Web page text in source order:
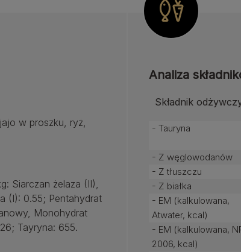
w proszku, ryż,
Siarczan żelaza (II),
(I): 0.55; Pentahydrat
Monohydrat
Tayryna: 655.
Analiza
Składnik
- Tauryna
- Z węglowodanów
- Z tłuszczu
- Z białka
- EM (kalkulowana,
Atwater, kcal)
- EM (kalkulowana,
2006, kcal)